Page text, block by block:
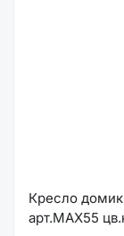
Кресло
арт.MAX55